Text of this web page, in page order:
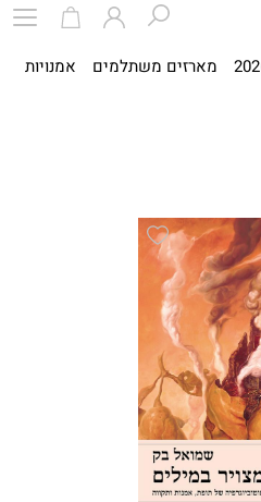
מארזים משתלמים אמנויות